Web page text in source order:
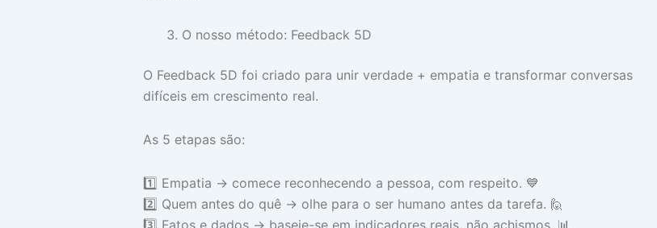
O nosso método: Feedback 5D
O Feedback 5D foi criado para unir verdade + empatia e transformar conversas
difíceis em crescimento real.
As 5 etapas são:
1️⃣ Empatia → comece reconhecendo a pessoa, com respeito. 💙
2️⃣ Quem antes do quê → olhe para o ser humano antes da tarefa. 🙋
3️⃣ Fatos e dados → baseie-se em indicadores reais, não achismos. 📊